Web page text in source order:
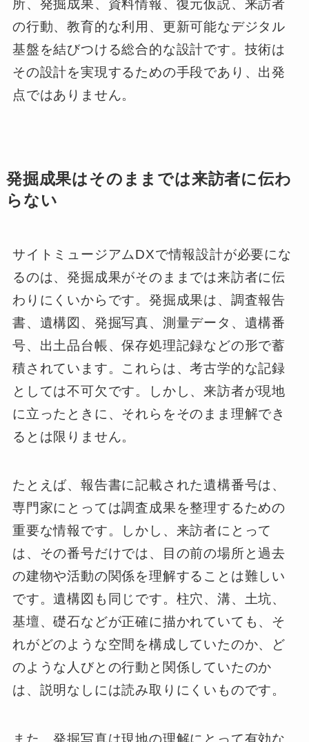
所、発掘成果、資料情報、復元仮説、来訪者
の行動、教育的な利用、更新可能なデジタル
基盤を結びつける総合的な設計です。技術は
その設計を実現するための手段であり、出発
点ではありません。
発掘成果はそのままでは来訪者に伝わ
らない
サイトミュージアムDXで情報設計が必要にな
るのは、発掘成果がそのままでは来訪者に伝
わりにくいからです。発掘成果は、調査報告
書、遺構図、発掘写真、測量データ、遺構番
号、出土品台帳、保存処理記録などの形で蓄
積されています。これらは、考古学的な記録
としては不可欠です。しかし、来訪者が現地
に立ったときに、それらをそのまま理解でき
るとは限りません。
たとえば、報告書に記載された遺構番号は、
専門家にとっては調査成果を整理するための
重要な情報です。しかし、来訪者にとって
は、その番号だけでは、目の前の場所と過去
の建物や活動の関係を理解することは難しい
です。遺構図も同じです。柱穴、溝、土坑、
基壇、礎石などが正確に描かれていても、そ
れがどのような空間を構成していたのか、ど
のような人びとの行動と関係していたのか
は、説明なしには読み取りにくいものです。
また、発掘写真は現地の理解にとって有効な